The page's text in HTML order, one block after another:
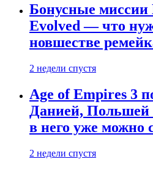
Бонусные миссии
Evolved — что
новшестве
2 недели спустя
Age of Empires 3
Данией,
в него уже можно
2 недели спустя